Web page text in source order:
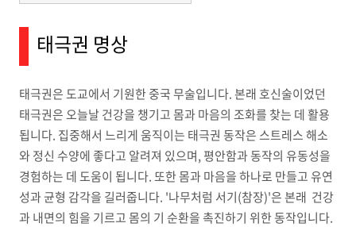
태극권 명상
태극권은 도교에서 기원한 중국 무술입니다. 본래 호신술이었던
태극권은 오늘날 건강을 챙기고 몸과 마음의 조화를 찾는 데 활용
됩니다. 집중해서 느리게 움직이는 태극권 동작은 스트레스 해소
와 정신 수양에 좋다고 알려져 있으며, 평안함과 동작의 유동성을
경험하는 데 도움이 됩니다. 또한 몸과 마음을 하나로 만들고 유연
성과 균형 감각을 길러줍니다. '나무처럼 서기(참장)'은 본래 건강
과 내면의 힘을 기르고 몸의 기 순환을 촉진하기 위한 동작입니다.